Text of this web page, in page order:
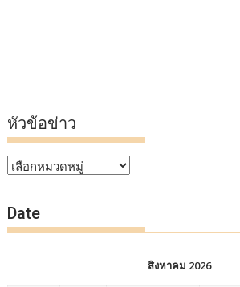
หัวข้อข่าว
หัวข้อ
Date
สิงหาคม 2026